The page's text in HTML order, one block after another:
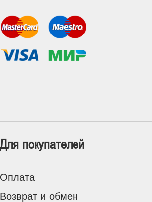
Для покупателей
Оплата
Возврат и обмен